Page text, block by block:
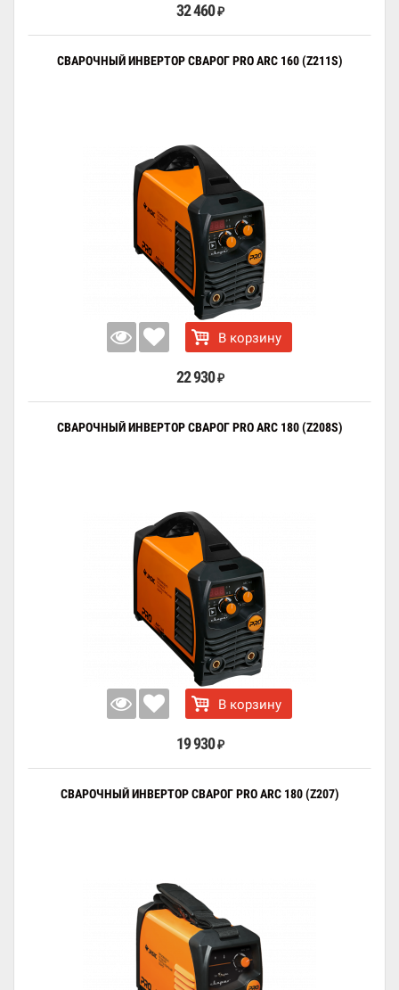
32 460 ₽
СВАРОЧНЫЙ ИНВЕРТОР СВАРОГ PRO ARC 160 (Z211S)
В корзину
22 930 ₽
СВАРОЧНЫЙ ИНВЕРТОР СВАРОГ PRO ARC 180 (Z208S)
В корзину
19 930 ₽
СВАРОЧНЫЙ ИНВЕРТОР СВАРОГ PRO ARC 180 (Z207)